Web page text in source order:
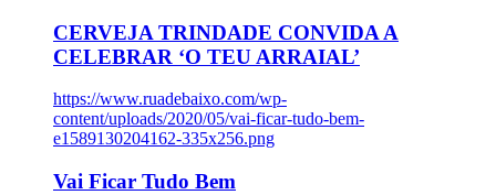
CERVEJA TRINDADE CONVIDA A
CELEBRAR ‘O TEU ARRAIAL’
https://www.ruadebaixo.com/wp-
content/uploads/2020/05/vai-ficar-tudo-bem-
e1589130204162-335x256.png
Vai Ficar Tudo Bem